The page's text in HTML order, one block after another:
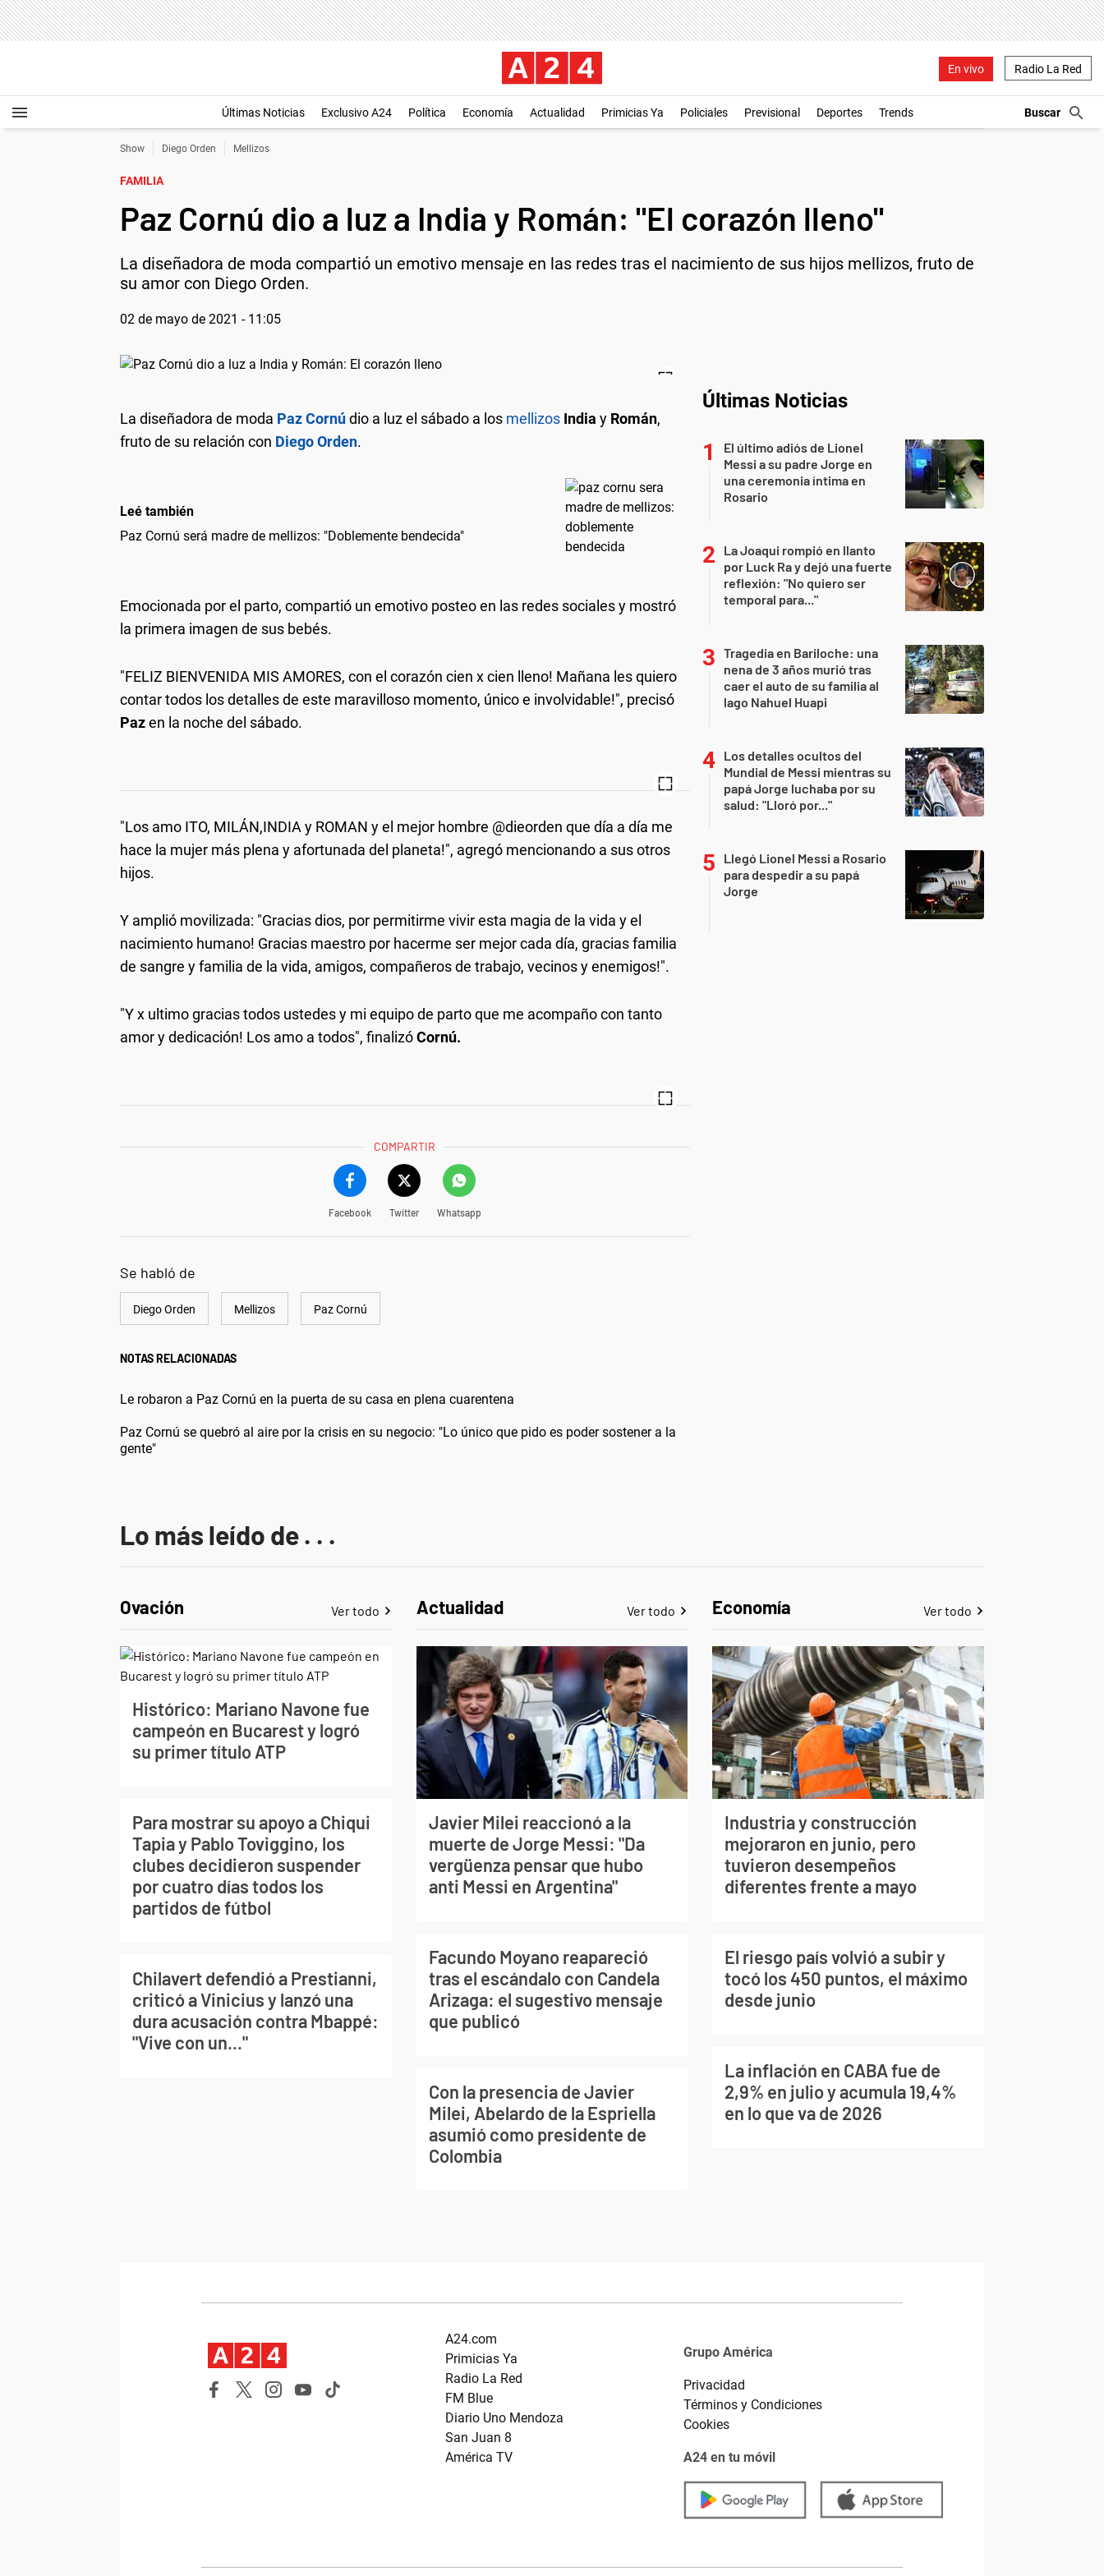
En vivo Radio La Red
Últimas Noticias Exclusivo A24 Política Economía Actualidad Primicias Ya Policiales Previsional Deportes Trends
Show Diego Orden Mellizos
FAMILIA
Paz Cornú dio a luz a India y Román: "El corazón lleno"
La diseñadora de moda compartió un emotivo mensaje en las redes tras el nacimiento de sus hijos mellizos, fruto de
su amor con Diego Orden.
02 de mayo de 2021 - 11:05
La diseñadora de moda Paz Cornúdio a luz el sábado a los mellizos India y Román,
fruto de su relación con Diego Orden.
Leé también
Paz Cornú será madre de mellizos: "Doblemente bendecida"
Emocionada por el parto, compartió un emotivo posteo en las redes sociales y mostró
la primera imagen de sus bebés.
"FELIZ BIENVENIDA MIS AMORES, con el corazón cien x cien lleno! Mañana les quiero
contar todos los detalles de este maravilloso momento, único e involvidable!", precisó
Pazen la noche del sábado.
"Los amo ITO, MILÁN,INDIA y ROMAN y el mejor hombre @dieorden que día a día me
hace la mujer más plena y afortunada del planeta!", agregó mencionando a sus otros
hijos.
Y amplió movilizada: "Gracias dios, por permitirme vivir esta magia de la vida y el
nacimiento humano! Gracias maestro por hacerme ser mejor cada día, gracias familia
de sangre y familia de la vida, amigos, compañeros de trabajo, vecinos y enemigos!".
"Y x ultimo gracias todos ustedes y mi equipo de parto que me acompaño con tanto
amor y dedicación! Los amo a todos", finalizóCornú.
COMPARTIR
Facebook Twitter Whatsapp
Se habló de
Diego Orden Mellizos Paz Cornú
NOTAS RELACIONADAS
Le robaron a Paz Cornú en la puerta de su casa en plena cuarentena
Paz Cornú se quebró al aire por la crisis en su negocio: "Lo único que pido es poder sostener a la
gente"
Últimas Noticias
El último adiós de Lionel
Messi a su padre Jorge en
una ceremonia íntima en
Rosario
La Joaqui rompió en llanto
por Luck Ra y dejó una fuerte
reflexión: "No quiero ser
temporal para..."
Tragedia en Bariloche: una
nena de 3 años murió tras
caer el auto de su familia al
lago Nahuel Huapi
Los detalles ocultos del
Mundial de Messi mientras su
papá Jorge luchaba por su
salud: "Lloró por..."
Llegó Lionel Messi a Rosario
para despedir a su papá
Jorge
Lo más leído de . . .
Ovación Ver todo
Histórico: Mariano Navone fue
campeón en Bucarest y logró
su primer título ATP
Para mostrar su apoyo a Chiqui
Tapia y Pablo Toviggino, los
clubes decidieron suspender
por cuatro días todos los
partidos de fútbol
Chilavert defendió a Prestianni,
criticó a Vinicius y lanzó una
dura acusación contra Mbappé:
"Vive con un..."
Actualidad Ver todo
Javier Milei reaccionó a la
muerte de Jorge Messi: "Da
vergüenza pensar que hubo
anti Messi en Argentina"
Facundo Moyano reapareció
tras el escándalo con Candela
Arizaga: el sugestivo mensaje
que publicó
Con la presencia de Javier
Milei, Abelardo de la Espriella
asumió como presidente de
Colombia
Economía Ver todo
Industria y construcción
mejoraron en junio, pero
tuvieron desempeños
diferentes frente a mayo
El riesgo país volvió a subir y
tocó los 450 puntos, el máximo
desde junio
La inflación en CABA fue de
2,9% en julio y acumula 19,4%
en lo que va de 2026
A24.com
Primicias Ya
Radio La Red
FM Blue
Diario Uno Mendoza
San Juan 8
América TV
Grupo América
Privacidad
Términos y Condiciones
Cookies
A24 en tu móvil